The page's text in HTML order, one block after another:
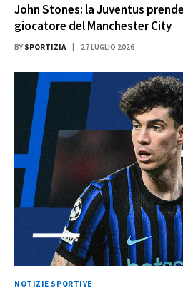
John Stones: la Juventus
giocatore del Manchester City
BY SPORTIZIA 27 LUGLIO 2026
NOTIZIE SPORTIVE